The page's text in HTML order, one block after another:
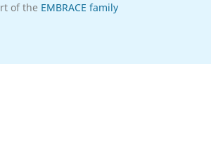
of the EMBRACE family